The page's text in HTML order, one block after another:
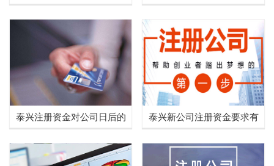
泰兴注册资金对公司日后的
泰兴新公司注册资金要求有